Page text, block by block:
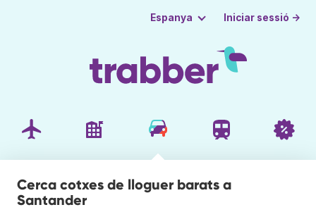
Espanya Iniciar sessió →
Cerca cotxes de lloguer barats a
Santander